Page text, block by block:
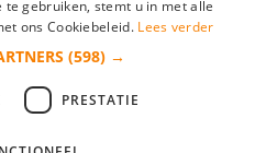
gebruiken, stemt u in met alle
ons Cookiebeleid. Lees verder
(598) →
PRESTATIE